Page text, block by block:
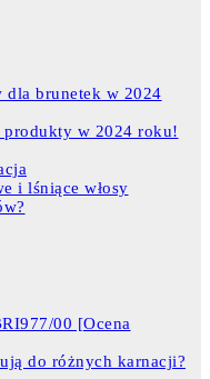
dla brunetek w 2024
produkty w 2024 roku!
i lśniące włosy
00 [Ocena
do różnych karnacji?